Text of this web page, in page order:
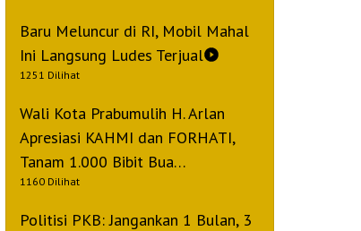
Baru Meluncur di RI, Mobil Mahal
Ini Langsung Ludes Terjual
1251 Dilihat
Wali Kota Prabumulih H. Arlan
Apresiasi KAHMI dan FORHATI,
Tanam 1.000 Bibit Bua…
1160 Dilihat
Politisi PKB: Jangankan 1 Bulan, 3